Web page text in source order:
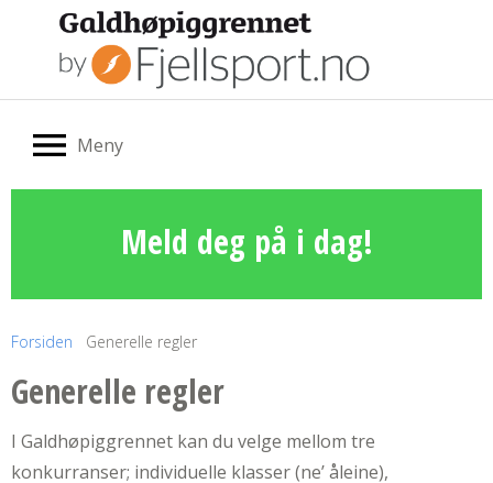
Meny
Meld deg på i dag!
Forsiden Generelle regler
Generelle regler
I Galdhøpiggrennet kan du velge mellom tre
konkurranser; individuelle klasser (ne’ åleine),